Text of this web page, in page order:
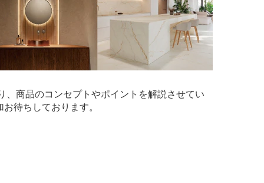
商品のコンセプトやポイントを解説させてい
待ちしております。